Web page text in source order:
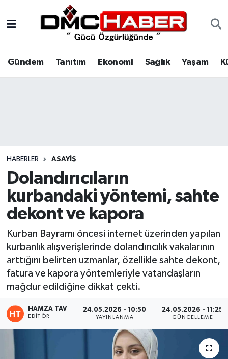
Gündem Tanıtım Ekonomi Sağlık Yaşam
HABERLER ASAYIŞ
Dolandırıcıların
kurbandaki yöntemi, sahte
dekont ve kapora
Kurban Bayramı öncesi internet üzerinden yapılan
kurbanlık alışverişlerinde dolandırıcılık vakalarının
arttığını belirten uzmanlar, özellikle sahte dekont,
fatura ve kapora yöntemleriyle vatandaşların
mağdur edildiğine dikkat çekti.
HAMZA TAV
EDITÖR
24.05.2026 - 10:50
YAYINLANMA
24.05.2026 - 11:25
GÜNCELLEME
Tanıtım
Spor
Siyaset
Eğitim
Teknoloji
Nöbetçi Eczaneler
Hava Durumu
Haber Arşivi